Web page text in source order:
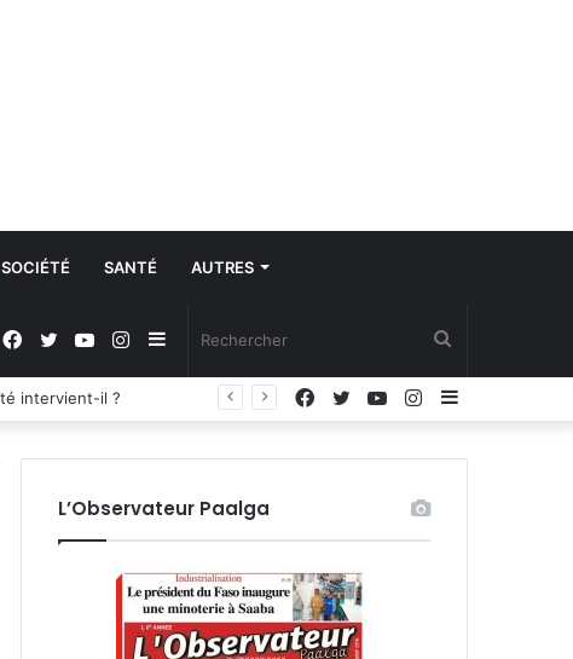
SOCIÉTÉ SANTÉ AUTRES
Sidebar
(barre
Instagram
YouTube
Twitter
Facebook
Instagram
YouTube
Twitter
Facebook
L’Observateur Paalga